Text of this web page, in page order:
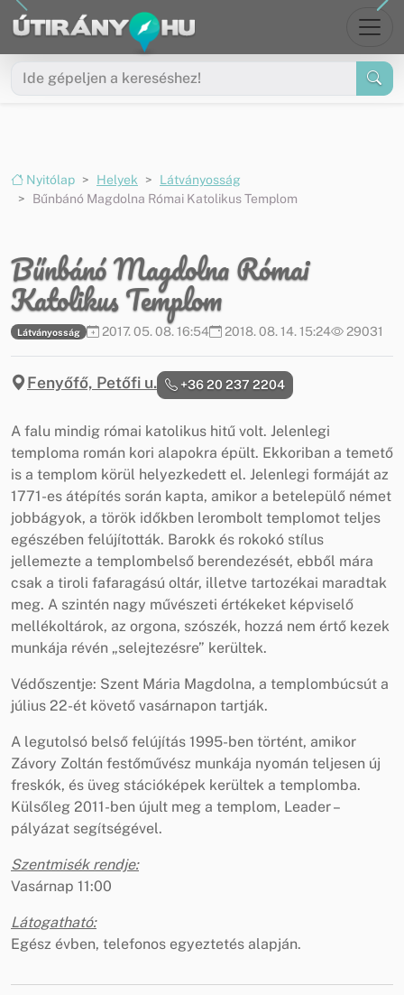
Ugrás a menüre
Ugrás a tartalomra
Nyitólap Helyek
Látványosság
Bűnbánó Magdolna Római Katolikus Templom
Bűnbánó Magdolna Római
Katolikus Templom
Látványosság 2017. 05. 08. 16:54 2018. 08. 14. 15:24 29031
Fenyőfő, Petőfi u. +36 20 237 2204
A falu mindig római katolikus hitű volt. Jelenlegi
temploma román kori alapokra épült. Ekkoriban a temető
is a templom körül helyezkedett el. Jelenlegi formáját az
1771-es átépítés során kapta, amikor a betelepülő német
jobbágyok, a török időkben lerombolt templomot teljes
egészében felújították. Barokk és rokokó stílus
jellemezte a templombelső berendezését, ebből mára
csak a tiroli fafaragású oltár, illetve tartozékai maradtak
meg. A szintén nagy művészeti értékeket képviselő
mellékoltárok, az orgona, szószék, hozzá nem értő kezek
munkája révén „selejtezésre” kerültek.
Védőszentje: Szent Mária Magdolna, a templombúcsút a
július 22-ét követő vasárnapon tartják.
A legutolsó belső felújítás 1995-ben történt, amikor
Závory Zoltán festőművész munkája nyomán teljesen új
freskók, és üveg stációképek kerültek a templomba.
Külsőleg 2011-ben újult meg a templom, Leader –
pályázat segítségével.
Szentmisék rendje:
Vasárnap 11:00
Látogatható:
Egész évben, telefonos egyeztetés alapján.